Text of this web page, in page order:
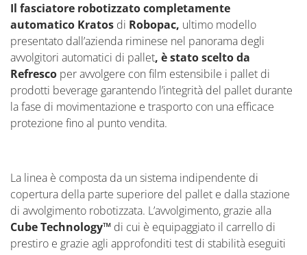
Il fasciatore robotizzato completamente
automatico Kratos di Robopac, ultimo modello
presentato dall’azienda riminese nel panorama degli
avvolgitori automatici di pallet, è stato scelto da
Refresco per avvolgere con film estensibile i pallet di
prodotti beverage garantendo l’integrità del pallet durante
la fase di movimentazione e trasporto con una efficace
protezione fino al punto vendita.
La linea è composta da un sistema indipendente di
copertura della parte superiore del pallet e dalla stazione
di avvolgimento robotizzata. L’avvolgimento, grazie alla
Cube Technology™ di cui è equipaggiato il carrello di
prestiro e grazie agli approfonditi test di stabilità eseguiti